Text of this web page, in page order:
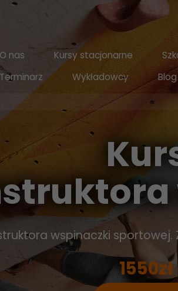
O nas Kursy stacjonarne
Terminarz
Wykładowcy Blog
wspinaczki
1550zł